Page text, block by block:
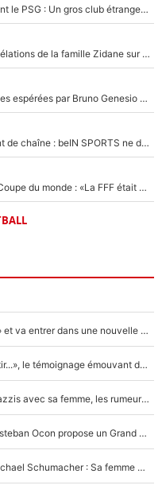
Ferran Torres a pris sa décision concernant le PSG : Un gros club étranger prêt à relancer le feuilleton pour la signature du champion du monde 2026 !
«Il est très heureux et impatient» : Les révélations de la famille Zidane sur sa prise de pouvoir en équipe de France !
Plus de 100M€ pour l'OM : Voici les recrues espérées par Bruno Genesio et Grégory Lorenzi après l’opération dégraissage
Kylian Mbappé et Lamine Yamal changent de chaîne : beIN SPORTS ne digère pas cette décision historique et prédit un fiasco pour la Liga
Didier Deschamps abandonné en pleine Coupe du monde : «La FFF était déjà passée à Zinedine Zidane»
F1 - Alpine signe un accord «impensable» et va entrer dans une nouvelle dimension : Grande nouvelle pour Pierre Gasly !
F1 : « Je lui ai fait un câlin, puis j’ai dû partir...», le témoignage émouvant de Max Verstappen sur sa fille
F1 : Charles Leclerc surpris par les paparazzis avec sa femme, les rumeurs étaient vraies !
Comme pour le final du Tour de France, Esteban Ocon propose un Grand Prix de Formule 1 à Paris : «Autour de l’Arc de Triomphe, ce serait génial» !
Nouvelle rumeur autour de la santé de Michael Schumacher : Sa femme Corinna sort du silence